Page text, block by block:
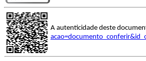
A autenticidade deste